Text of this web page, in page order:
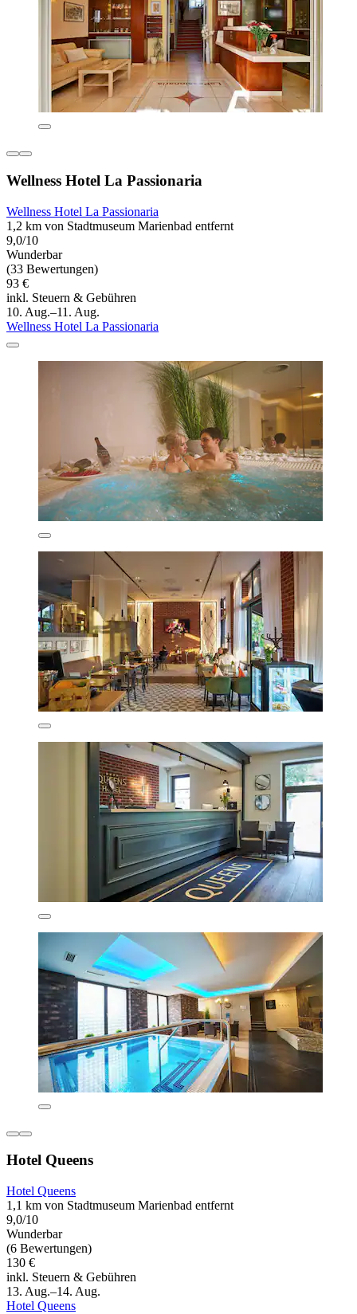
Wellness Hotel La Passionaria
Wellness Hotel La Passionaria
1,2 km von Stadtmuseum Marienbad entfernt
9,0/10
Wunderbar
(33 Bewertungen)
93 €
inkl. Steuern & Gebühren
10. Aug.–11. Aug.
Wellness Hotel La Passionaria
Hotel Queens
Hotel Queens
1,1 km von Stadtmuseum Marienbad entfernt
9,0/10
Wunderbar
(6 Bewertungen)
130 €
inkl. Steuern & Gebühren
13. Aug.–14. Aug.
Hotel Queens